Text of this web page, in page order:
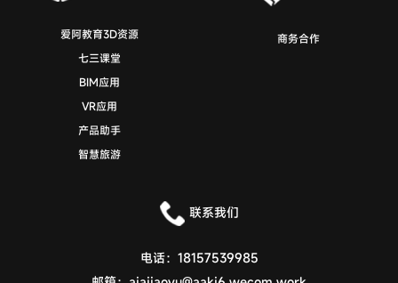
爱阿教育3D资源
七三课堂
BIM应用
VR应用
产品助手
智慧旅游
商务合作
联系我们
电话： 18157539985